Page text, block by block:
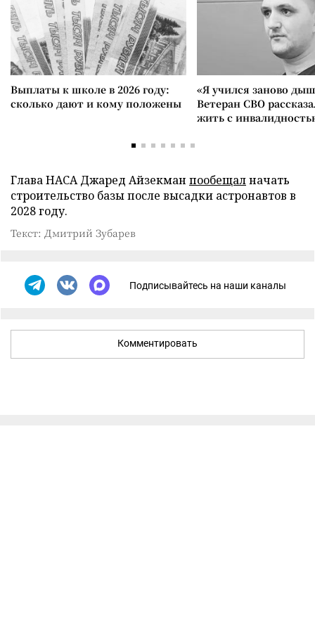
Выплаты к школе в 2026 году:
сколько дают и кому положены
«Я учился заново
Ветеран СВО
жить с
Глава НАСА Джаред Айзекман пообещалначать
строительство базы после высадки астронавтов в
2028 году.
Текст: Дмитрий Зубарев
Подписывайтесь на наши каналы
Комментировать